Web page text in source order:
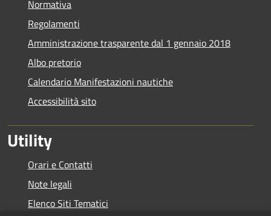
Normativa
Regolamenti
Amministrazione trasparente dal 1 gennaio 2018
Albo pretorio
Calendario Manifestazioni nautiche
Accessibilità sito
Utility
Orari e Contatti
Note legali
Elenco Siti Tematici